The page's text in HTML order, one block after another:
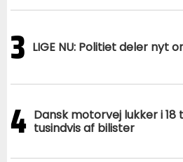
3 LIGE NU: Politiet deler nyt
4 Dansk motorvej lukker i 18
tusindvis af bilister